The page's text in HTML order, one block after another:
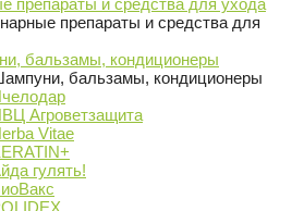
препараты и средства для ухода
препараты и средства для
бальзамы, кондиционеры
бальзамы, кондиционеры
Агроветзащита
Vitae
гулять!